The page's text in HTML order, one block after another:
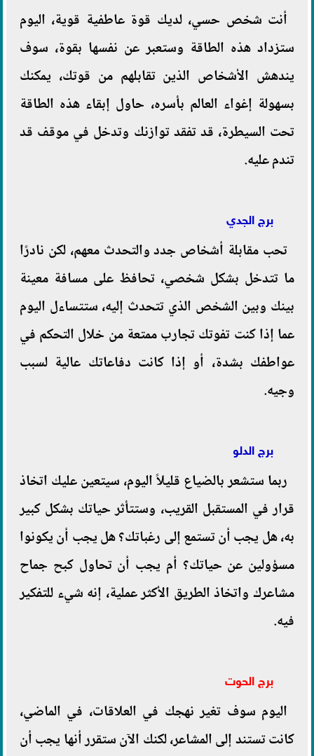
أنت شخص حسي، لديك قوة عاطفية قوية، اليوم
ستزداد هذه الطاقة وستعبر عن نفسها بقوة، سوف
يندهش الأشخاص الذين تقابلهم من قوتك، يمكنك
بسهولة إغواء العالم بأسره، حاول إبقاء هذه الطاقة
تحت السيطرة، قد تفقد توازنك وتدخل في موقف قد
تندم عليه.
برج الجدي
تحب مقابلة أشخاص جدد والتحدث معهم، لكن نادرًا
ما تتدخل بشكل شخصي، تحافظ على مسافة معينة
بينك وبين الشخص الذي تتحدث إليه، ستتساءل اليوم
عما إذا كنت تفوتك تجارب ممتعة من خلال التحكم في
عواطفك بشدة، أو إذا كانت دفاعاتك عالية لسبب
وجيه.
برج الدلو
ربما ستشعر بالضياع قليلاً اليوم، سيتعين عليك اتخاذ
قرار في المستقبل القريب، وستتأثر حياتك بشكل كبير
به، هل يجب أن تستمع إلى رغباتك؟ هل يجب أن يكونوا
مسؤولين عن حياتك؟ أم يجب أن تحاول كبح جماح
مشاعرك واتخاذ الطريق الأكثر عملية، إنه شيء للتفكير
فيه.
برج الحوت
اليوم سوف تغير نهجك في العلاقات، في الماضي،
كانت تستند إلى المشاعر، لكنك الآن ستقرر أنها يجب أن